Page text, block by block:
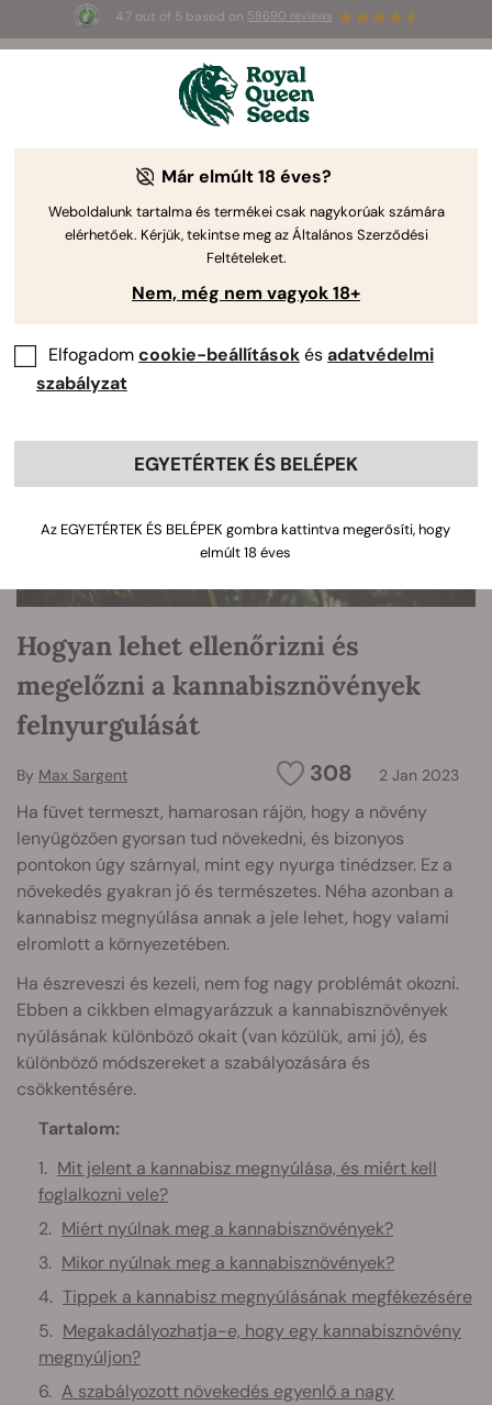
4.7 out of 5 based on 58690 reviews
-Korlátozott idejű ajánlat
2d 10h 46m 25s
Kannabisz Termesztési Kalauz a Royal Queen Seeds-től.
Termesztési útmutató témák
Hogyan lehet ellenőrizni és
megelőzni a kannabisznövények
felnyurgulását
308 2 Jan 2023
By Max Sargent
Ha füvet termeszt, hamarosan rájön, hogy a növény
lenyűgözően gyorsan tud növekedni, és bizonyos
pontokon úgy szárnyal, mint egy nyurga tinédzser. Ez a
növekedés gyakran jó és természetes. Néha azonban a
kannabisz megnyúlása annak a jele lehet, hogy valami
elromlott a környezetében.
Ha észreveszi és kezeli, nem fog nagy problémát okozni.
Ebben a cikkben elmagyarázzuk a kannabisznövények
nyúlásának különböző okait (van közülük, ami jó), és
különböző módszereket a szabályozására és
csökkentésére.
Tartalom:
Mit jelent a kannabisz megnyúlása, és miért kell
foglalkozni vele?
Miért nyúlnak meg a kannabisznövények?
Mikor nyúlnak meg a kannabisznövények?
Tippek a kannabisz megnyúlásának megfékezésére
Megakadályozhatja-e, hogy egy kannabisznövény
megnyúljon?
A szabályozott növekedés egyenlő a nagy
Már elmúlt 18 éves?
Weboldalunk tartalma és termékei csak nagykorúak számára
elérhetőek. Kérjük, tekintse meg az Általános Szerződési
Feltételeket.
Nem, még nem vagyok 18+
Elfogadomcookie-beállításokésadatvédelmi
szabályzat
EGYETÉRTEK ÉS BELÉPEK
Az EGYETÉRTEK ÉS BELÉPEK gombra kattintva megerősíti, hogy
elmúlt 18 éves